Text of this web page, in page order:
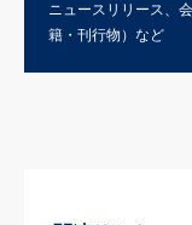
ニュースリリース、
籍・刊行物）など